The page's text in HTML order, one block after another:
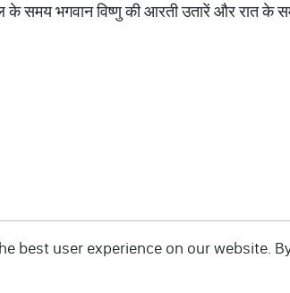
के समय भगवान विष्णु की आरती उतारें और रात के
best user experience on our website.